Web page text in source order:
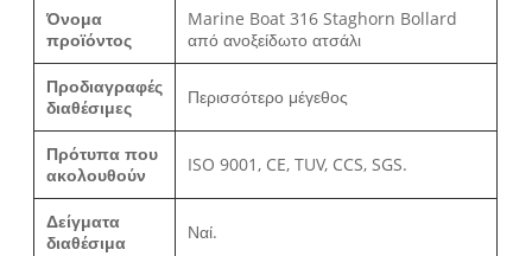
Όνομα
προϊόντος
Marine Boat 316 Staghorn Bollard
από ανοξείδωτο ατσάλι
Προδιαγραφές
διαθέσιμες
Περισσότερο μέγεθος
Πρότυπα που
ακολουθούν
ISO 9001, CE, TUV, CCS, SGS.
Δείγματα
διαθέσιμα
Ναί.